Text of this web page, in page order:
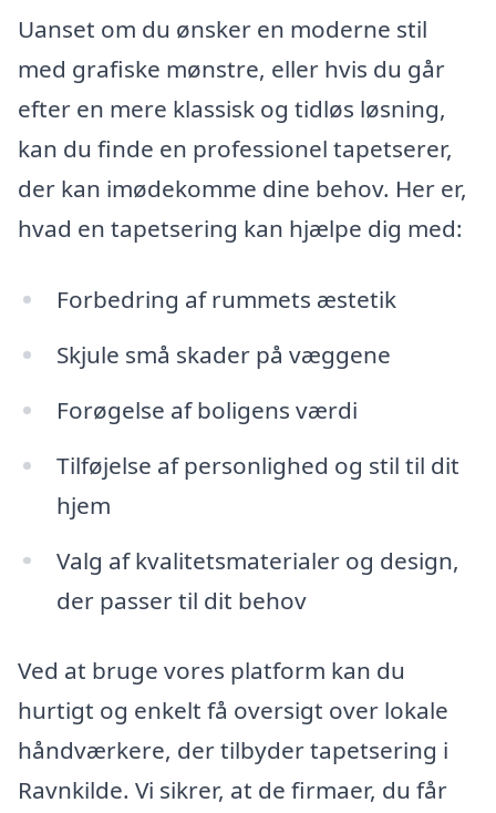
Uanset om du ønsker en moderne stil
med grafiske mønstre, eller hvis du går
efter en mere klassisk og tidløs løsning,
kan du finde en professionel tapetserer,
der kan imødekomme dine behov. Her er,
hvad en tapetsering kan hjælpe dig med:
Forbedring af rummets æstetik
Skjule små skader på væggene
Forøgelse af boligens værdi
Tilføjelse af personlighed og stil til dit
hjem
Valg af kvalitetsmaterialer og design,
der passer til dit behov
Ved at bruge vores platform kan du
hurtigt og enkelt få oversigt over lokale
håndværkere, der tilbyder tapetsering i
Ravnkilde. Vi sikrer, at de firmaer, du får